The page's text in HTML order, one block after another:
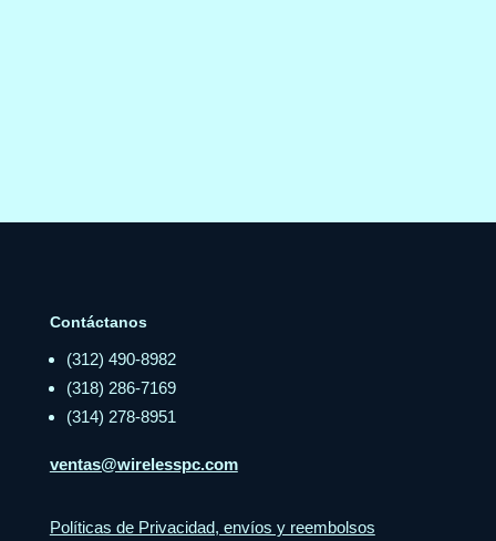
Contáctanos
(312) 490-8982
(318) 286-7169
(314) 278-8951
ventas@wirelesspc.com
Políticas de Privacidad, envíos y reembolsos